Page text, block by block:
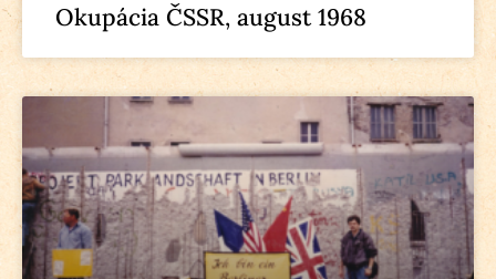
Okupácia ČSSR, august 1968